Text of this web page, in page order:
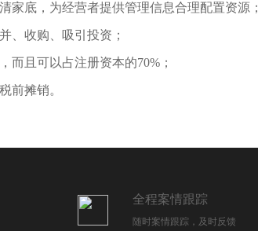
家底，为经营者提供管理信息合理配置资源；
、收购、吸引投资；
而且可以占注册资本的70%；
前摊销。
全程案情跟踪
随时案情跟踪，及时反馈